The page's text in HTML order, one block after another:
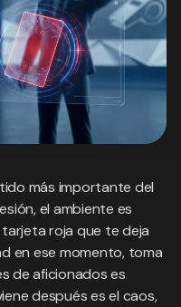
más importante del
el ambiente es
tarjeta roja que te deja
en ese momento, toma
de aficionados es
después es el caos,